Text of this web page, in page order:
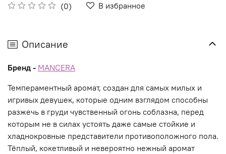
(0) В избранное
Описание
Бренд - MANCERA
Темпераментный аромат, создан для самых милых и
игривых девушек, которые одним взглядом способны
разжечь в груди чувственный огонь соблазна, перед
которым не в силах устоять даже самые стойкие и
хладнокровные представители противоположного пола.
Тёплый, кокетливый и невероятно нежный аромат